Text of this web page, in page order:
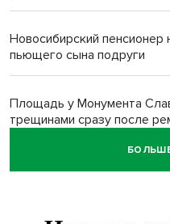
Новосибирский пенсионер
пьющего сына подруги
Площадь у Монумента
трещинами сразу после
Африканский врач